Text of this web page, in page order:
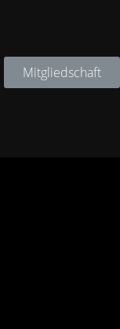
Mitgliedschaft